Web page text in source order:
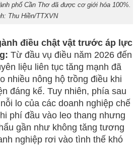
phố Cần Thơ đã được cơ giới hóa 100%.
Thu Hiền/TTXVN
điều chật vật trước áp lực
Từ đầu vụ điều năm 2026 đến
liệu liên tục tăng mạnh đã
nhiều nông hộ trồng điều khi
đáng kể. Tuy nhiên, phía sau
lo của các doanh nghiệp chế
phí đầu vào leo thang nhưng
gần như không tăng tương
nghiệp rơi vào tình thế khó